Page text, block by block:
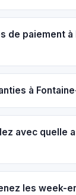
de paiement
à
avec quelle
les week-